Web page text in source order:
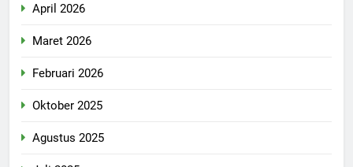
April 2026
Maret 2026
Februari 2026
Oktober 2025
Agustus 2025